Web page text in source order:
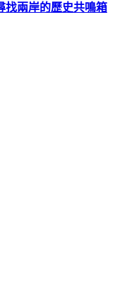
找兩岸的歷史共鳴箱